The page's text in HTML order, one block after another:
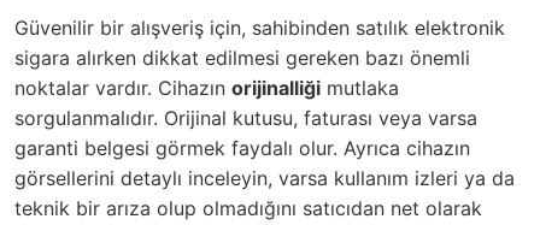
Güvenilir bir alışveriş için, sahibinden satılık elektronik
sigara alırken dikkat edilmesi gereken bazı önemli
noktalar vardır. Cihazın orijinalliği mutlaka
sorgulanmalıdır. Orijinal kutusu, faturası veya varsa
garanti belgesi görmek faydalı olur. Ayrıca cihazın
görsellerini detaylı inceleyin, varsa kullanım izleri ya da
teknik bir arıza olup olmadığını satıcıdan net olarak